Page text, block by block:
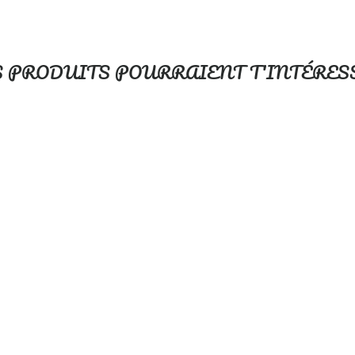
PRODUITS POURRAIENT